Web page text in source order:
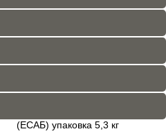
390.00 руб
(ЕСАБ) упаковка 5,3 кг